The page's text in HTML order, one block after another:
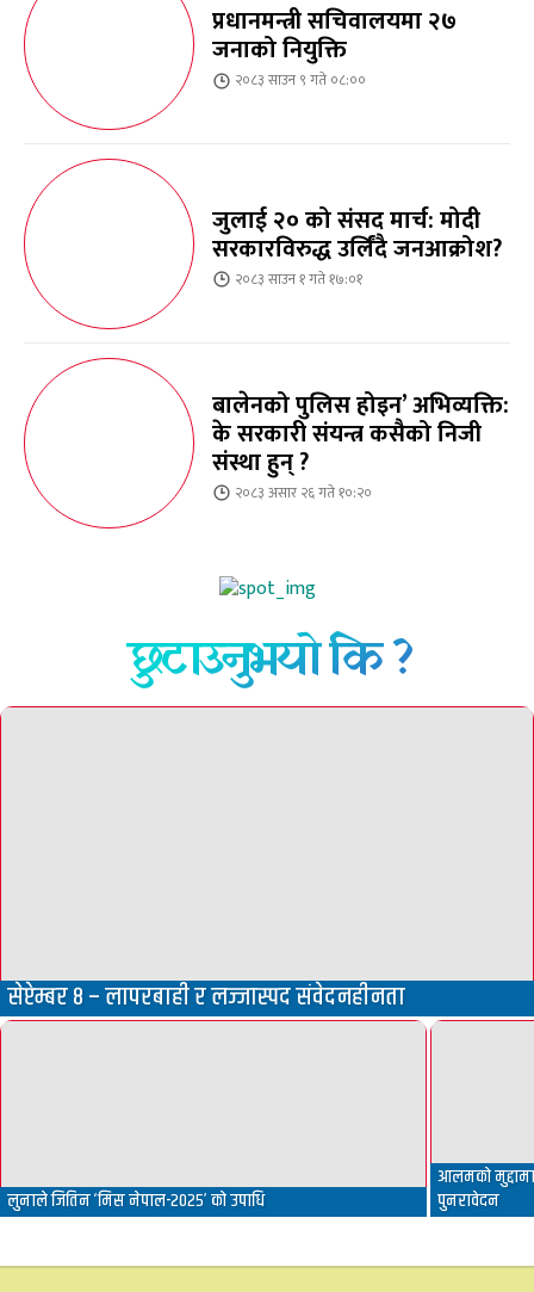
प्रधानमन्त्री सचिवालयमा २७
जनाको नियुक्ति
२०८३ साउन ९ गते ०८:००
जुलाई २० को संसद मार्च: मोदी
सरकारविरुद्ध उर्लिंदै जनआक्रोश?
२०८३ साउन १ गते १७:०१
बालेनको पुलिस होइन’ अभिव्यक्ति:
के सरकारी संयन्त्र कसैको निजी
संस्था हुन् ?
२०८३ असार २६ गते १०:२०
छुटाउनुभयो कि ?
सेप्टेम्बर ८ – लापरबाही र लज्जास्पद संवेदनहीनता
लुनाले जितिन ‘मिस नेपाल-२०२५’ को उपाधि
आलमको
पुनरावेदन